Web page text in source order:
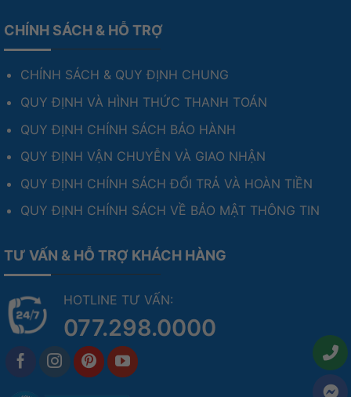
CHÍNH SÁCH & HỖ TRỢ
CHÍNH SÁCH & QUY ĐỊNH CHUNG
QUY ĐỊNH VÀ HÌNH THỨC THANH TOÁN
QUY ĐỊNH CHÍNH SÁCH BẢO HÀNH
QUY ĐỊNH VẬN CHUYỄN VÀ GIAO NHẬN
QUY ĐỊNH CHÍNH SÁCH ĐỔI TRẢ VÀ HOÀN TIỀN
QUY ĐỊNH CHÍNH SÁCH VỀ BẢO MẬT THÔNG TIN
TƯ VẤN & HỖ TRỢ KHÁCH HÀNG
HOTLINE TƯ VẤN:
077.298.0000